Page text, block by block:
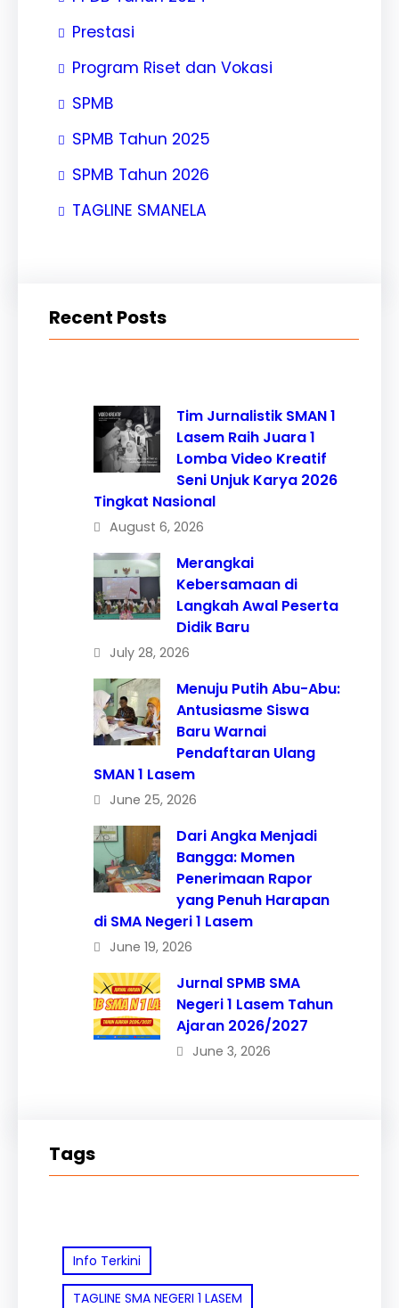
Prestasi
Program Riset dan Vokasi
SPMB
SPMB Tahun 2025
SPMB Tahun 2026
TAGLINE SMANELA
Recent Posts
Tim Jurnalistik SMAN 1
Lasem Raih Juara 1
Lomba Video Kreatif
Seni Unjuk Karya 2026
Tingkat Nasional
August 6, 2026
Merangkai
Kebersamaan di
Langkah Awal Peserta
Didik Baru
July 28, 2026
Menuju Putih Abu-Abu:
Antusiasme Siswa
Baru Warnai
Pendaftaran Ulang
SMAN 1 Lasem
June 25, 2026
Dari Angka Menjadi
Bangga: Momen
Penerimaan Rapor
yang Penuh Harapan
di SMA Negeri 1 Lasem
June 19, 2026
Jurnal SPMB SMA
Negeri 1 Lasem Tahun
Ajaran 2026/2027
June 3, 2026
Tags
Info Terkini
TAGLINE SMA NEGERI 1 LASEM